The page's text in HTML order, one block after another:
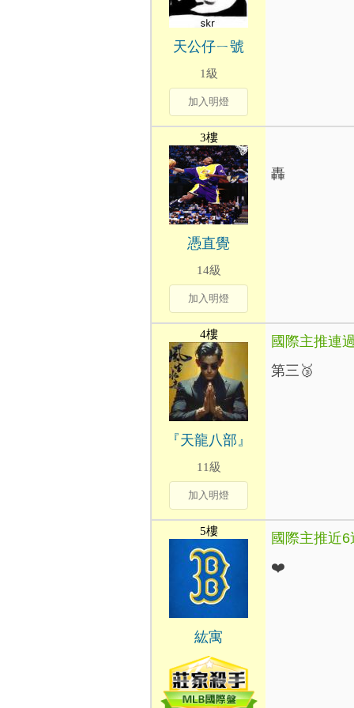
天公仔ㄧ號
1級
加入明燈
3樓
憑直覺
14級
加入明燈
轟
4樓
『天龍八部』
11級
加入明燈
國際主推連
第三🥉
5樓
紘寓
國際主推近6
❤️